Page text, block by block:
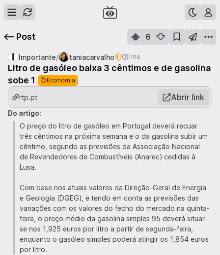
Post 6
Importante/ taniacarvalho 1me
Litro de gasóleo baixa 3 cêntimos e de gasolina
sobe 1
Economia
rtp.pt Abrir link
Do artigo:
O preço do litro de gasóleo em Portugal deverá recuar
três cêntimos na próxima semana e o da gasolina subir um
cêntimo, segundo as previsões da Associação Nacional
de Revendedores de Combustíveis (Anarec) cedidas à
Lusa.
Com base nos atuais valores da Direção-Geral de Energia
e Geologia (DGEG), e tendo em conta as previsões das
variações com os valores do fecho do mercado na quinta-
feira, o preço médio da gasolina simples 95 deverá situar-
se nos 1,925 euros por litro a partir de segunda-feira,
enquanto o gasóleo simples poderá atingir os 1,854 euros
por litro.